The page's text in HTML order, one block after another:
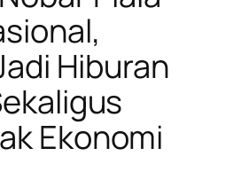
Hiburan
Ekonomi